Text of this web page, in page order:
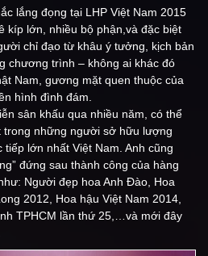
lắng đọng tại LHP Việt Nam 2015
kíp lớn, nhiều bộ phận,và đặc biệt
chỉ đạo từ khâu ý tưởng, kịch bản
chương trình – không ai khác đó
Nam, gương mặt quen thuộc của
hình đình đám.
sân khấu qua nhiều năm, có thể
trong những người sở hữu lượng
lớn nhất Việt Nam. Anh cũng
đứng sau thành công của hàng
Người đẹp hoa Anh Đào, Hoa
2012, Hoa hậu Việt Nam 2014,
TPHCM lần thứ 25,…và mới đây